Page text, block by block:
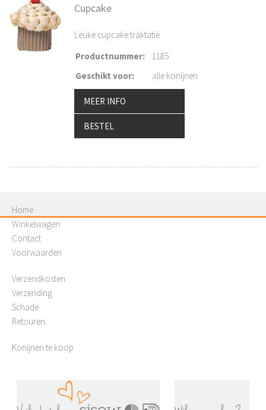
Cupcake
Leuke cupcake traktatie
Productnummer:
1185
Geschikt voor: alle konijnen
MEER INFO
BESTEL
Home
Winkelwagen
Contact
Voorwaarden
Verzendkosten
Verzending
Schade
Retouren
Konijnen te koop